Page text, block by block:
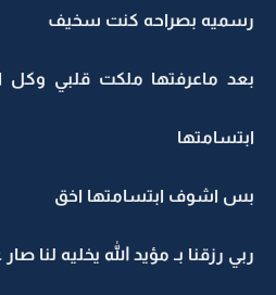
رسميه بصراحه كنت سخيف
بعد ماعرفتها ملكت قلبي
ابتسامتها
بس اشوف ابتسامتها اخق
ربي رزقنا بـ مؤيد الله يخليه لنا صار عمره